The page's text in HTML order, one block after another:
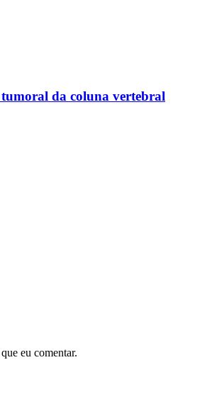
da coluna vertebral
eu comentar.